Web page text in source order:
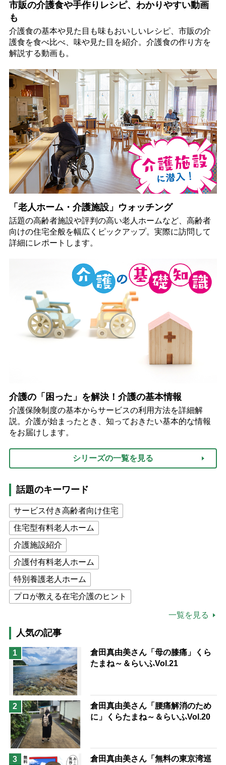
市販の介護食や手作りレシピ、わかりやすい動画
も
介護食の基本や見た目も味もおいしいレシピ、市販の介
護食を食べ比べ、味や見た目を紹介。介護食の作り方を
解説する動画も。
「老人ホーム・介護施設」ウォッチング
話題の高齢者施設や評判の高い老人ホームなど、高齢者
向けの住宅全般を幅広くピックアップ。実際に訪問して
詳細にレポートします。
介護の「困った」を解決！介護の基本情報
介護保険制度の基本からサービスの利用方法を詳細解
説。介護が始まったとき、知っておきたい基本的な情報
をお届けします。
シリーズの一覧を見る
話題のキーワード
サービス付き高齢者向け住宅
住宅型有料老人ホーム
介護施設紹介
介護付有料老人ホーム
特別養護老人ホーム
プロが教える在宅介護のヒント
高木ブー
ケアマネジャー
猫が母になつきません
息子の遠距離介護サバイバル術
兄がボケました
予防法
一覧を見る
人気の記事
1
倉田真由美さん「母の膝痛」くら
たまね～＆らいふVol.21
2
倉田真由美さん「腰痛解消のため
に」くらたまね～＆らいふVol.20
3
倉田真由美さん「無料の東京湾巡